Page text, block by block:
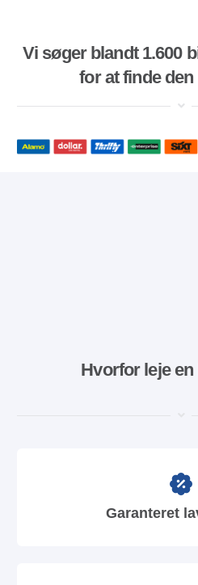
Vi søger blandt 1.600
for at finde
Hvorfor leje
Garanteret